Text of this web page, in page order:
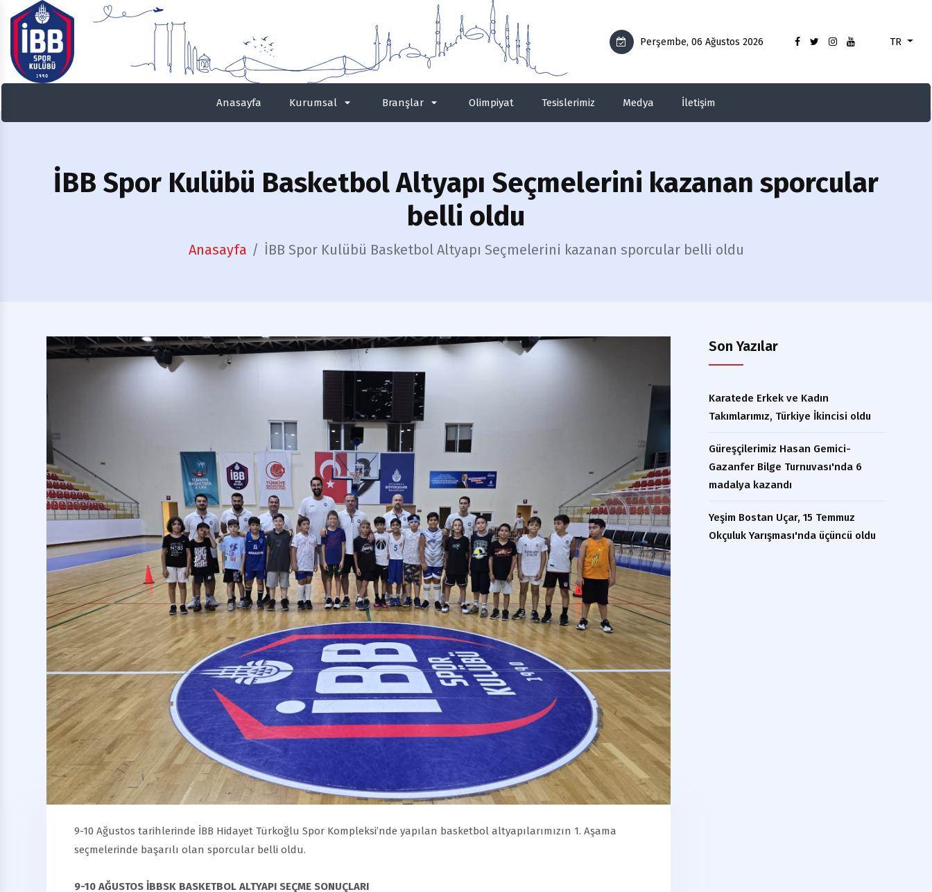
Perşembe, 06 Ağustos 2026 TR
Anasayfa Kurumsal Branşlar Olimpiyat Tesislerimiz Medya İletişim
İBB Spor Kulübü Basketbol Altyapı Seçmelerini kazanan sporcular
belli oldu
Anasayfa İBB Spor Kulübü Basketbol Altyapı Seçmelerini kazanan sporcular belli oldu
9-10 Ağustos tarihlerinde İBB Hidayet Türkoğlu Spor Kompleksi’nde yapılan basketbol altyapılarımızın 1. Aşama
seçmelerinde başarılı olan sporcular belli oldu.
9-10 AĞUSTOS İBBSK BASKETBOL ALTYAPI SEÇME SONUÇLARI
Son Yazılar
Karatede Erkek ve Kadın
Takımlarımız, Türkiye İkincisi oldu
Güreşçilerimiz Hasan Gemici-
Gazanfer Bilge Turnuvası'nda 6
madalya kazandı
Yeşim Bostan Uçar, 15 Temmuz
Okçuluk Yarışması'nda üçüncü oldu